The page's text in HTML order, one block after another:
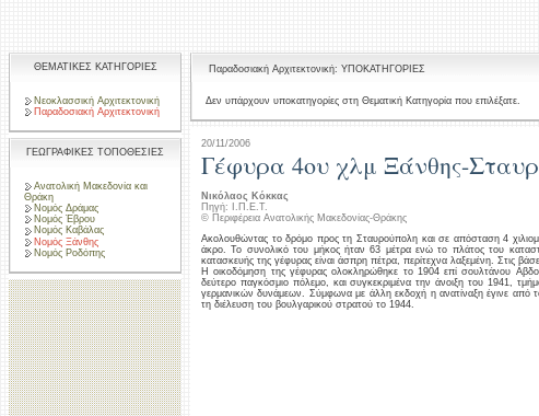
ΘΕΜΑΤΙΚΕΣ ΚΑΤΗΓΟΡΙΕΣ
Νεοκλασσική Αρχιτεκτονική
Παραδοσιακή Αρχιτεκτονική
ΓΕΩΓΡΑΦΙΚΕΣ ΤΟΠΟΘΕΣΙΕΣ
Ανατολική Μακεδονία και
Θράκη
Νομός Δράμας
Νομός Έβρου
Νομός Καβάλας
Νομός Ξάνθης
Νομός Ροδόπης
Παραδοσιακή Αρχιτεκτονική: ΥΠΟΚΑΤΗΓΟΡΙΕΣ
Δεν υπάρχουν υποκατηγορίες στη Θεματική Κατηγορία που επιλέξατε.
20/11/2006
Γέφυρα 4ου χλμ Ξάνθης-
Νικόλαος Κόκκας
Πηγή: Ι.Π.Ε.Τ.
© Περιφέρεια Ανατολικής Μακεδονίας-Θράκης
Ακολουθώντας το δρόμο προς τη Σταυρούπολη και σε απόσταση 4
άκρο. Το συνολικό του μήκος ήταν 63 μέτρα ενώ το πλάτος του
κατασκευής της γέφυρας είναι άσπρη πέτρα, περίτεχνα λαξεμένη. Στις
Η οικοδόμηση της γέφυρας ολοκληρώθηκε το 1904 επί σουλτάνου
δεύτερο παγκόσμιο πόλεμο, και συγκεκριμένα την άνοιξη του 1941,
γερμανικών δυνάμεων. Σύμφωνα με άλλη εκδοχή η ανατίναξη έγινε από
τη διέλευση του βουλγαρικού στρατού το 1944.